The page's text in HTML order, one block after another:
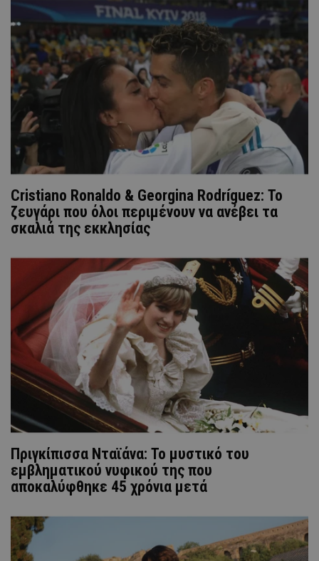
Cristiano Ronaldo & Georgina Rodríguez: Το
ζευγάρι που όλοι περιμένουν να ανέβει τα
σκαλιά της εκκλησίας
Πριγκίπισσα Νταϊάνα: Το μυστικό του
εμβληματικού νυφικού της που
αποκαλύφθηκε 45 χρόνια μετά